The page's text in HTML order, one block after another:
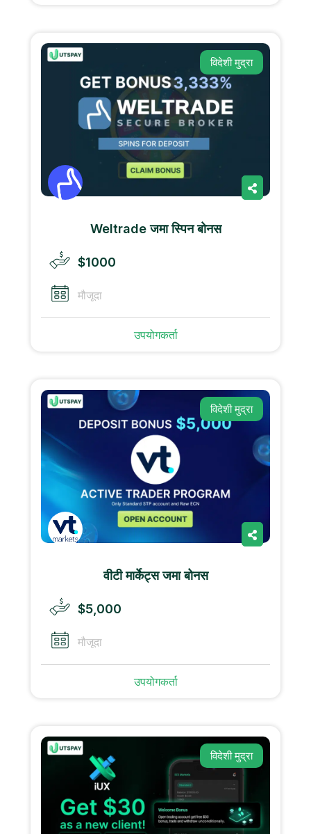
विदेशी मुद्रा
Weltrade जमा स्पिन बोनस
$1000
मौजूदा
उपयोगकर्ता
विदेशी मुद्रा
वीटी मार्केट्स जमा बोनस
$5,000
मौजूदा
उपयोगकर्ता
विदेशी मुद्रा